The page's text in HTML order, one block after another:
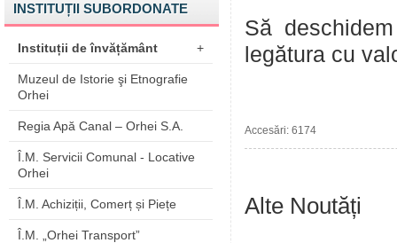
INSTITUȚII SUBORDONATE
Instituții de învățământ +
Muzeul de Istorie şi Etnografie
Orhei
Regia Apă Canal – Orhei S.A.
Î.M. Servicii Comunal - Locative
Orhei
Î.M. Achiziții, Comerț și Piețe
Î.M. „Orhei Transport”
Să
legătura cu
Accesări: 6174
Alte Noutăți